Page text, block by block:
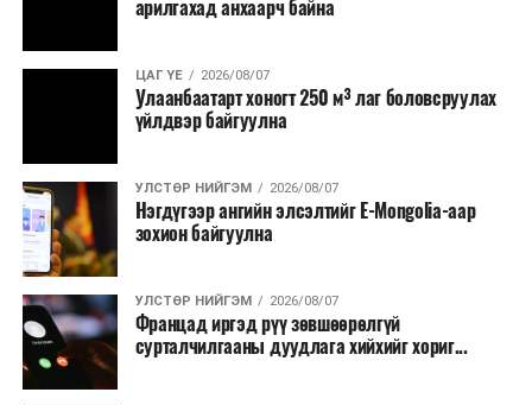
арилгахад анхаарч байна
ЦАГ ҮЕ 2026/08/07
Улаанбаатарт хоногт 250 м³ лаг боловсруулах
үйлдвэр байгуулна
УЛСТӨР НИЙГЭМ 2026/08/07
Нэгдүгээр ангийн элсэлтийг E-Mongolia-аар
зохион байгуулна
УЛСТӨР НИЙГЭМ 2026/08/07
Францад иргэд рүү зөвшөөрөлгүй
сурталчилгааны дуудлага хийхийг хориг...